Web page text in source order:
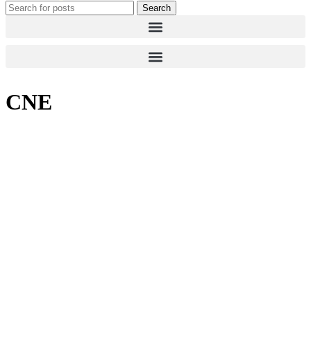
Search
CNE